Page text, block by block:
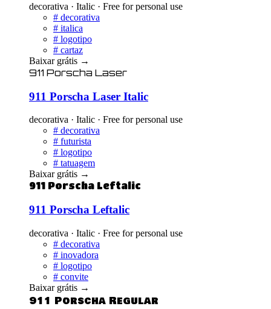
decorativa · Italic · Free for personal use
# decorativa
# italica
# logotipo
# cartaz
Baixar grátis →
911 Porscha Laser
911 Porscha Laser Italic
decorativa · Italic · Free for personal use
# decorativa
# futurista
# logotipo
# tatuagem
Baixar grátis →
911 Porscha Leftalic
911 Porscha Leftalic
decorativa · Italic · Free for personal use
# decorativa
# inovadora
# logotipo
# convite
Baixar grátis →
911 Porscha Regular